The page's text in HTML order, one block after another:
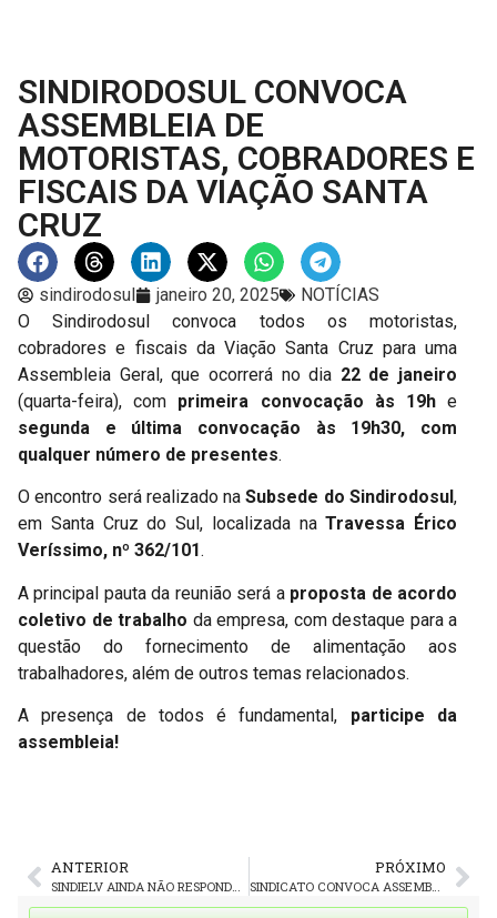
SINDIRODOSUL CONVOCA
ASSEMBLEIA DE
MOTORISTAS, COBRADORES E
FISCAIS DA VIAÇÃO SANTA
CRUZ
sindirodosul janeiro 20, 2025
NOTÍCIAS
O Sindirodosul convoca todos os motoristas,
cobradores e fiscais da Viação Santa Cruz para uma
Assembleia Geral, que ocorrerá no dia 22 de janeiro
(quarta-feira), com primeira convocação às 19he
segunda e última convocação às 19h30, com
qualquer número de presentes.
O encontro será realizado naSubsede do Sindirodosul,
em Santa Cruz do Sul, localizada naTravessa Érico
Veríssimo, nº 362/101.
A principal pauta da reunião será a proposta de acordo
coletivo de trabalho da empresa, com destaque para a
questão do fornecimento de alimentação aos
trabalhadores, além de outros temas relacionados.
A presença de todos é fundamental, participe da
assembleia!
ANTERIOR
SINDIELV AINDA NÃO RESPONDEU A PROPOSTA DE CONVENÇÃO COLETIVA
PRÓXIMO
SINDICATO CONVOCA ASSEMBLEIA DOS TRABALHADORES DAS LOCADORAS DE VEÍCULOS, QUINTA-FEIRA (30)